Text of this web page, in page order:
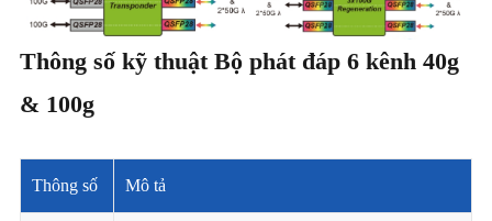
Thông số kỹ thuật Bộ phát đáp 6 kênh 40g
& 100g
Thông số Mô tả